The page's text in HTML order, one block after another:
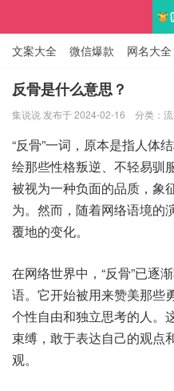
文案大全 微信爆款 网名大全
知识大全
反骨是什么意思？
集说说 发布于 2024-02-16 分类：
“反骨”一词，原本是指人体
绘那些性格叛逆、不轻易驯
被视为一种负面的品质，象
为。然而，随着网络语境的
覆地的变化。
在网络世界中，“反骨”已逐
语。它开始被用来赞美那些
个性自由和独立思考的人。
束缚，敢于表达自己的观点
观。